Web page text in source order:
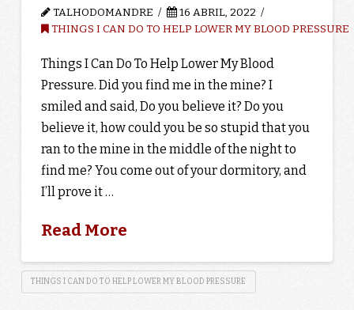
TALHODOMANDRE
16 ABRIL, 2022
THINGS I CAN DO TO HELP LOWER MY BLOOD PRESSURE
Things I Can Do To Help Lower My Blood
Pressure. Did you find me in the mine? I
smiled and said, Do you believe it? Do you
believe it, how could you be so stupid that you
ran to the mine in the middle of the night to
find me? You come out of your dormitory, and
I’ll prove it …
Read More
THINGS I CAN DO TO HELP LOWER MY BLOOD PRESSURE